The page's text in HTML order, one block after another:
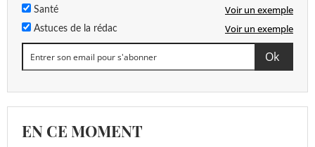
Santé Voir un exemple
Astuces de la rédac Voir un exemple
EN CE MOMENT